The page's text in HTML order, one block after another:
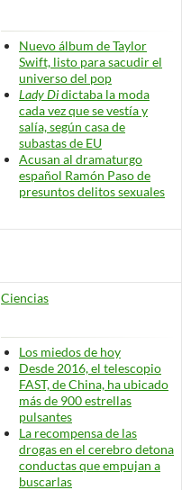
Nuevo álbum de Taylor
Swift, listo para sacudir el
universo del pop
Lady Didictaba la moda
cada vez que se vestía y
salía, según casa de
subastas de EU
Acusan al dramaturgo
español Ramón Paso de
presuntos delitos sexuales
Ciencias
Los miedos de hoy
Desde 2016, el telescopio
FAST, de China, ha ubicado
más de 900 estrellas
pulsantes
La recompensa de las
drogas en el cerebro detona
conductas que empujan a
buscarlas